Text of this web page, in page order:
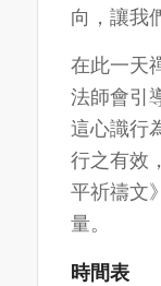
向，讓我
在此一天
法師會引
這心識行
行之有效
平祈禱文
量。
時間表